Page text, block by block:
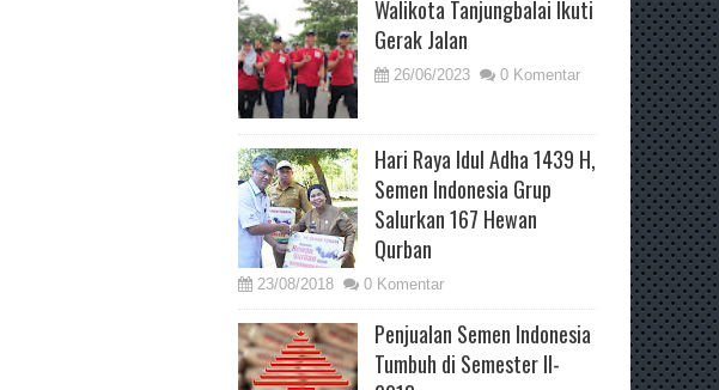
Walikota Tanjungbalai Ikuti
Gerak Jalan
26/06/2023 0 Komentar
Hari Raya Idul Adha 1439 H,
Semen Indonesia Grup
Salurkan 167 Hewan
Qurban
23/08/2018 0 Komentar
Penjualan Semen Indonesia
Tumbuh di Semester II-